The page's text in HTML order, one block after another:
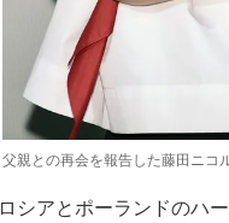
父親との再会を報告した藤田ニコ
ロシアとポーランドのハ